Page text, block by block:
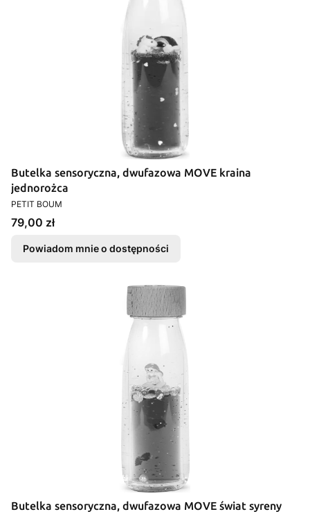
Butelka sensoryczna, dwufazowa MOVE kraina
jednorożca
PRODUCENT
PETIT BOUM
Cena
79,00 zł
Powiadom mnie o dostępności
Butelka sensoryczna, dwufazowa MOVE świat syreny